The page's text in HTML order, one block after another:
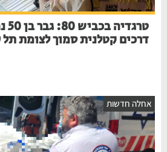
טרגדיה בכביש
דרכים קטלנית סמוך לצומת תל ערד
חדשות